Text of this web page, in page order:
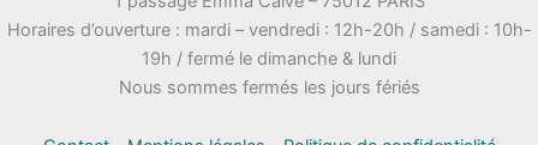
Horaires d’ouverture : mardi – vendredi : 12h-20h / samedi : 10h-
19h / fermé le dimanche & lundi
Nous sommes fermés les jours fériés